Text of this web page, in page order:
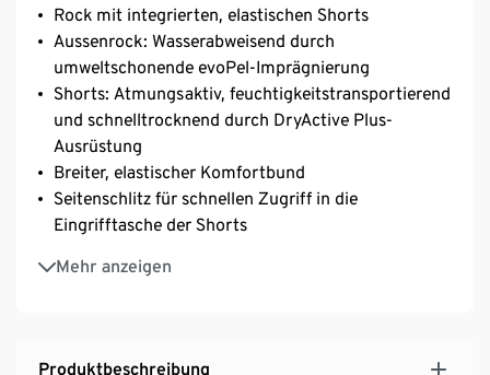
Rock mit integrierten, elastischen Shorts
Aussenrock: Wasserabweisend durch
umweltschonende evoPel-Imprägnierung
Shorts: Atmungsaktiv, feuchtigkeitstransportierend
und schnelltrocknend durch DryActive Plus-
Ausrüstung
Breiter, elastischer Komfortbund
Seitenschlitz für schnellen Zugriff in die
Eingrifftasche der Shorts
Mehr anzeigen
Softes, elastisches Material mit der Faser Creora® –
für optimale Bewegungsfreiheit
Produktbeschreibung